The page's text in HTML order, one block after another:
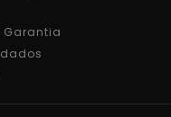
Garantia